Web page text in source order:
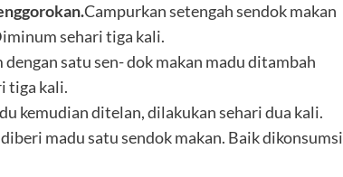
Campurkan setengah sendok makan
sehari tiga kali.
satu sen- dok makan madu ditambah
tiga kali.
kemudian ditelan, dilakukan sehari dua kali.
madu satu sendok makan. Baik dikonsumsi